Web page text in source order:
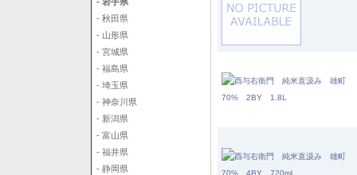
- 秋田県
- 山形県
- 宮城県
- 福島県
- 埼玉県
- 神奈川県
- 新潟県
- 富山県
- 福井県
- 静岡県